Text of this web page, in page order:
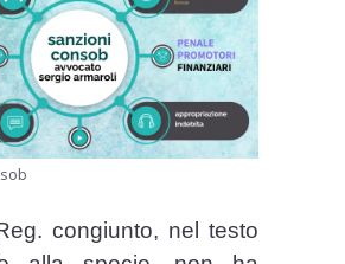
congiunto, nel testo